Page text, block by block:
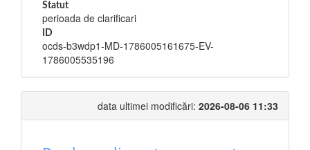
Statut
perioada de clarificari
ID
ocds-b3wdp1-MD-1786005161675-EV-
1786005535196
data ultimei modificări: 2026-08-06 11:33